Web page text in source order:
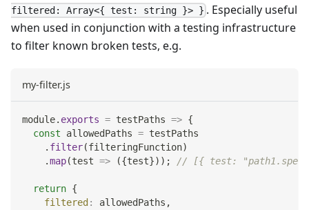
filtered: Array<{ test: string }> } . Especially useful
when used in conjunction with a testing infrastructure
to filter known broken tests, e.g.
my-filter.js
module. exports = testPaths => {
const allowedPaths = testPaths
. filter(filteringFunction)
.map(test => ({test}) ) ; // [{ test:
return {
filtered : allowedPaths ,